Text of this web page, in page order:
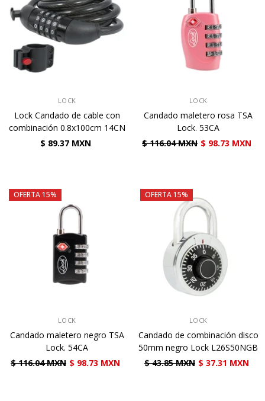
LOCK
Lock Candado de cable con
combinación 0.8x100cm 14CN
$ 89.37 MXN
LOCK
Candado maletero rosa TSA
Lock. 53CA
$ 116.04 MXN $ 98.73 MXN
OFERTA 15%
LOCK
Candado maletero negro TSA
Lock. 54CA
$ 116.04 MXN $ 98.73 MXN
OFERTA 15%
LOCK
Candado de combinación disco
50mm negro Lock L26S50NGB
$ 43.85 MXN $ 37.31 MXN